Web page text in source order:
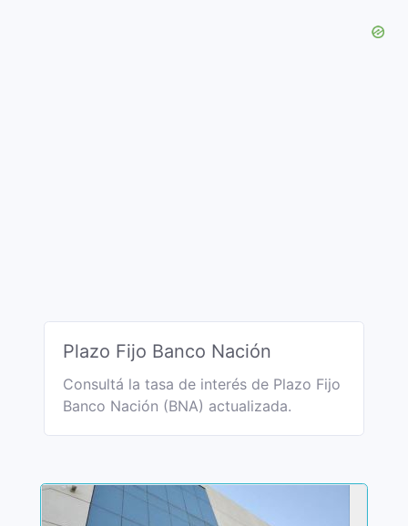
Plazo Fijo Banco Nación
Consultá la tasa de interés de Plazo Fijo
Banco Nación (BNA) actualizada.